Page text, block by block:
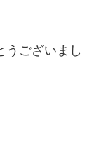
うございまし